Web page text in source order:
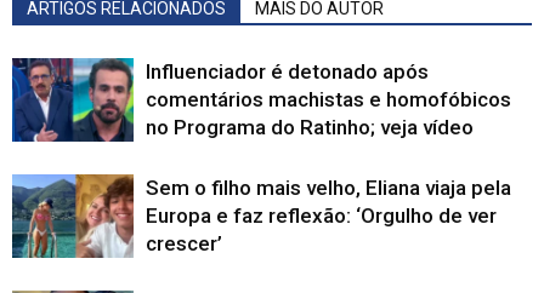
ARTIGOS RELACIONADOS MAIS DO AUTOR
Influenciador é detonado após
comentários machistas e homofóbicos
no Programa do Ratinho; veja vídeo
Sem o filho mais velho, Eliana viaja pela
Europa e faz reflexão: ‘Orgulho de ver
crescer’